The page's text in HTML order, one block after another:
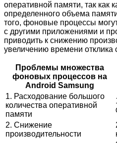
оперативной памяти, так как
определенного объема
того, фоновые процессы
с другими приложениями и
приводить к снижению
увеличению времени отклика
Проблемы множества
фоновых процессов на
Android Samsung
1. Расходование большого
количества оперативной
памяти
2. Снижение
производительности